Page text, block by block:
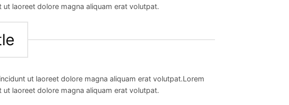
laoreet dolore magna aliquam erat volutpat.
ut laoreet dolore magna aliquam erat volutpat.Lorem
laoreet dolore magna aliquam erat volutpat.